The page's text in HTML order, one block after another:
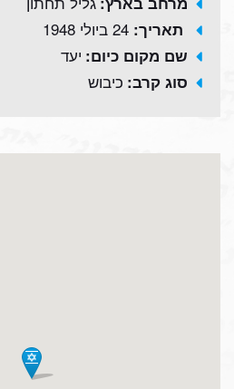
תאריך: 24 ביולי 1948
שם מקום כיום: יעד
סוג קרב: כיבוש